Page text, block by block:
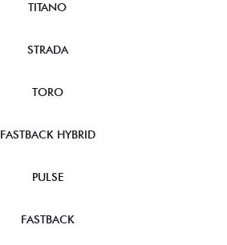
TITANO
STRADA
TORO
FASTBACK HYBRID
PULSE
FASTBACK